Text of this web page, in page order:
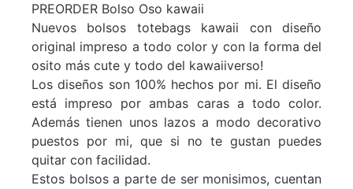
PREORDER Bolso Oso kawaii
Nuevos bolsos totebags kawaii con diseño
original impreso a todo color y con la forma del
osito más cute y todo del kawaiiverso!
Los diseños son 100% hechos por mi. El diseño
está impreso por ambas caras a todo color.
Además tienen unos lazos a modo decorativo
puestos por mi, que si no te gustan puedes
quitar con facilidad.
Estos bolsos a parte de ser monisimos, cuentan